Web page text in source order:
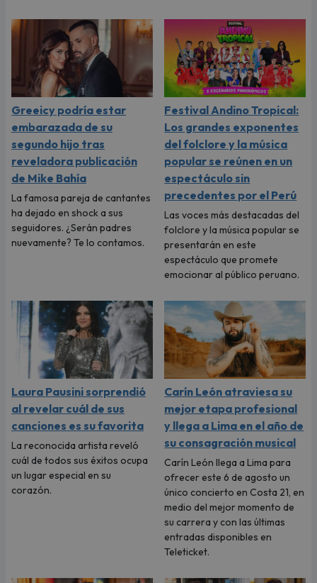
Greeicy podría estar
embarazada de su
segundo hijo tras
reveladora publicación
de Mike Bahía
La famosa pareja de cantantes
ha dejado en shock a sus
seguidores. ¿Serán padres
nuevamente? Te lo contamos.
Festival Andino Tropical:
Los grandes exponentes
del folclore y la música
popular se reúnen en un
espectáculo sin
precedentes por el Perú
Las voces más destacadas del
folclore y la música popular se
presentarán en este
espectáculo que promete
emocionar al público peruano.
Laura Pausini sorprendió
al revelar cuál de sus
canciones es su favorita
La reconocida artista reveló
cuál de todos sus éxitos ocupa
un lugar especial en su
corazón.
Carín León atraviesa su
mejor etapa profesional
y llega a Lima en el año de
su consagración musical
Carín León llega a Lima para
ofrecer este 6 de agosto un
único concierto en Costa 21, en
medio del mejor momento de
su carrera y con las últimas
entradas disponibles en
Teleticket.